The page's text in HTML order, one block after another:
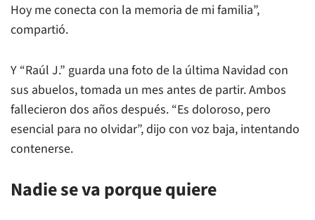
Hoy me conecta con la memoria de mi familia”,
compartió.
Y “Raúl J.” guarda una foto de la última Navidad con
sus abuelos, tomada un mes antes de partir. Ambos
fallecieron dos años después. “Es doloroso, pero
esencial para no olvidar”, dijo con voz baja, intentando
contenerse.
Nadie se va porque quiere